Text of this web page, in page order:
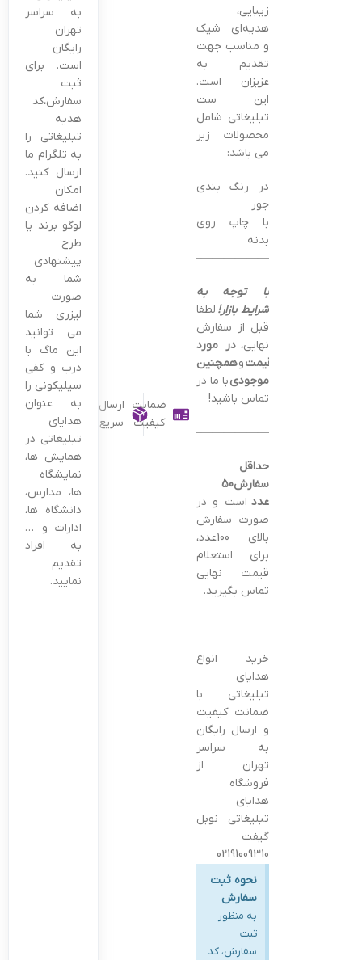
زیبایی،
هدیه‌ای شیک
و مناسب جهت
تقدیم به
عزیزان است.
این ست
تبلیغاتی شامل
محصولات زیر
می باشد:
در رنگ بندی
جور
با چاپ روی
بدنه
———————————————–
با توجه به
شرایط بازار! لطفا
قبل از سفارش
نهایی،در مورد
قیمتوهمچنین
موجودیبا ما در
تماس باشید!
———————————————–
حداقل
سفارش50
عدد است و در
صورت سفارش
بالای 100عدد،
برای استعلام
قیمت نهایی
تماس بگیرید.
———————————————–
خرید انواع
هدایای
تبلیغاتی با
ضمانت کیفیت
و ارسال رایگان
به سراسر
تهران از
فروشگاه
هدایای
تبلیغاتی نوبل
گیفت
02191009310
نحوه ثبت
سفارش
به منظور
ثبت
سفارش، کد
ضمانت
کیفیت
ارسال
سریع
به سراسر
تهران
رایگان
است. برای
ثبت
سفارش،کد
هدیه
تبلیغاتی را
به تلگرام ما
ارسال کنید.
امکان
اضافه کردن
لوگو برند یا
طرح
پیشنهادی
شما به
صورت
لیزری شما
می توانید
این ماگ با
درب و کفی
سیلیکونی را
به عنوان
هدایای
تبلیغاتی در
همایش ها،
نمایشگاه
ها، مدارس،
دانشگاه ها،
ادارات و …
به افراد
تقدیم
نمایید.